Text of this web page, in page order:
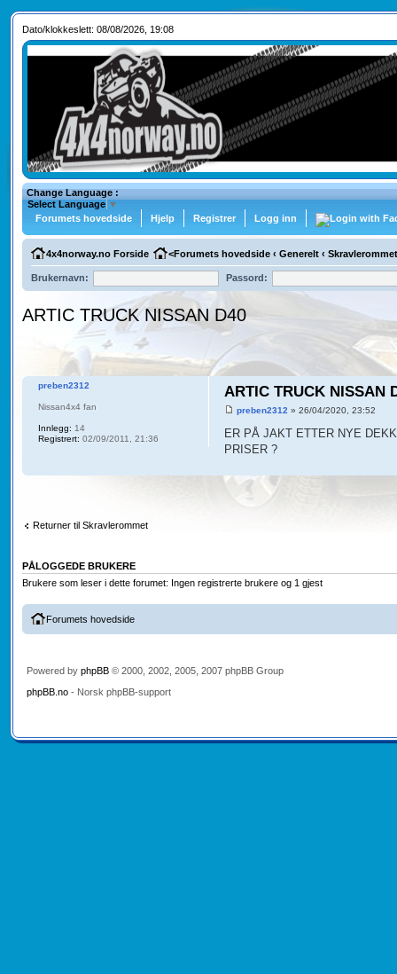
Dato/klokkeslett: 08/08/2026, 19:08
Change Language :
Select Language ▼
Forumets hovedside
Hjelp Registrer Logg inn
4x4norway.no Forside <Forumets hovedside ‹ Generelt ‹ Skravlerommet
Brukernavn: Passord:
ARTIC TRUCK NISSAN D40
ARTIC TRUCK NISSAN
preben2312 » 26/04/2020, 23:52
ER PÅ JAKT ETTER NYE
PRISER ?
preben2312
Nissan4x4 fan
Innlegg: 14
Registrert: 02/09/2011, 21:36
Returner til Skravlerommet
PÅLOGGEDE BRUKERE
Brukere som leser i dette forumet: Ingen registrerte brukere og 1 gjest
Forumets hovedside
Powered by phpBB© 2000, 2002, 2005, 2007 phpBB Group
phpBB.no- Norsk phpBB-support